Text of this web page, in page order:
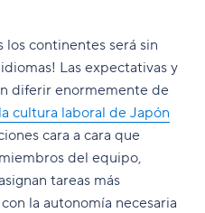
continentes será sin
Las expectativas y
diferir enormemente de
la cultura laboral de Japón
cara a cara que
del equipo,
tareas más
la autonomía necesaria